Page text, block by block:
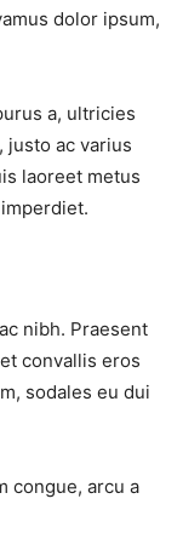
dolor ipsum,
a, ultricies
justo ac varius
laoreet metus
nibh. Praesent
convallis eros
sodales eu dui
congue, arcu a